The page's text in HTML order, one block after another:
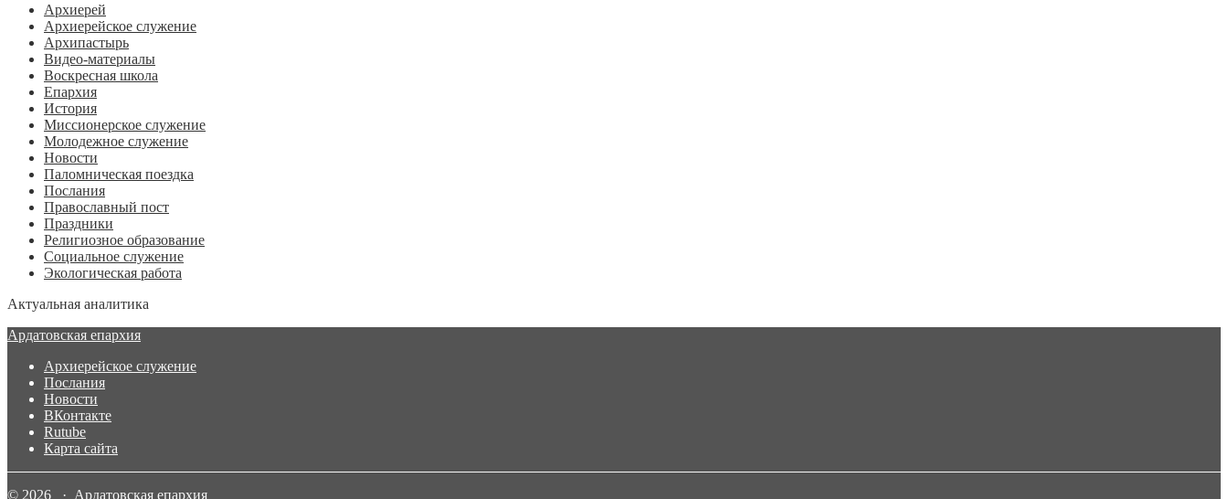
Архиерей
Архиерейское служение
Архипастырь
Видео-материалы
Воскресная школа
Епархия
История
Миссионерское служение
Молодежное служение
Новости
Паломническая поездка
Послания
Православный пост
Праздники
Религиозное образование
Социальное служение
Экологическая работа
Актуальная аналитика
Ардатовская епархия
Архиерейское служение
Послания
Новости
ВКонтакте
Rutube
Карта сайта
© 2026 · Ардатовская епархия